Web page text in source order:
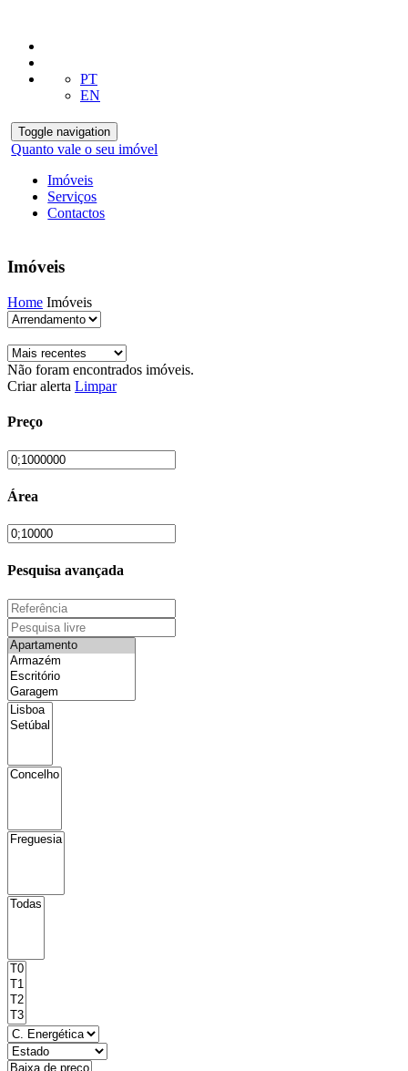
PT
EN
Toggle navigation
Quanto vale o seu imóvel
Imóveis
Serviços
Contactos
Imóveis
Home Imóveis
Não foram encontrados imóveis.
Criar alerta Limpar
Preço
Área
Pesquisa avançada